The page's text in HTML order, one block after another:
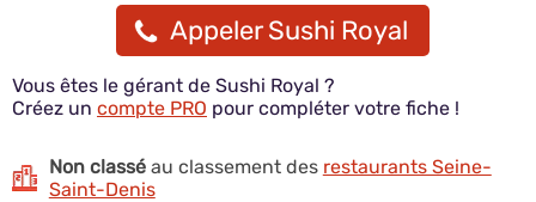
Appeler Sushi Royal
Vous êtes le gérant de Sushi Royal ?
Créez un compte PRO pour compléter votre fiche !
Non classéau classement des restaurants Seine-
Saint-Denis